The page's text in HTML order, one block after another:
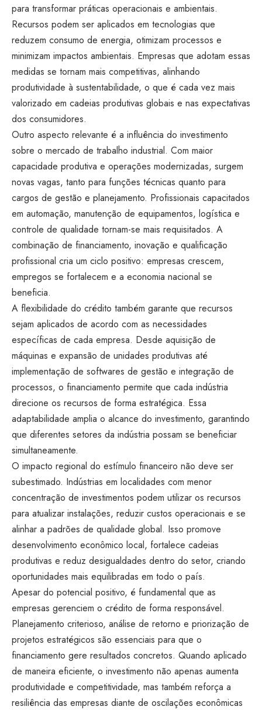
para transformar práticas operacionais e ambientais.
Recursos podem ser aplicados em tecnologias que
reduzem consumo de energia, otimizam processos e
minimizam impactos ambientais. Empresas que adotam essas
medidas se tornam mais competitivas, alinhando
produtividade à sustentabilidade, o que é cada vez mais
valorizado em cadeias produtivas globais e nas expectativas
dos consumidores.
Outro aspecto relevante é a influência do investimento
sobre o mercado de trabalho industrial. Com maior
capacidade produtiva e operações modernizadas, surgem
novas vagas, tanto para funções técnicas quanto para
cargos de gestão e planejamento. Profissionais capacitados
em automação, manutenção de equipamentos, logística e
controle de qualidade tornam-se mais requisitados. A
combinação de financiamento, inovação e qualificação
profissional cria um ciclo positivo: empresas crescem,
empregos se fortalecem e a economia nacional se
beneficia.
A flexibilidade do crédito também garante que recursos
sejam aplicados de acordo com as necessidades
específicas de cada empresa. Desde aquisição de
máquinas e expansão de unidades produtivas até
implementação de softwares de gestão e integração de
processos, o financiamento permite que cada indústria
direcione os recursos de forma estratégica. Essa
adaptabilidade amplia o alcance do investimento, garantindo
que diferentes setores da indústria possam se beneficiar
simultaneamente.
O impacto regional do estímulo financeiro não deve ser
subestimado. Indústrias em localidades com menor
concentração de investimentos podem utilizar os recursos
para atualizar instalações, reduzir custos operacionais e se
alinhar a padrões de qualidade global. Isso promove
desenvolvimento econômico local, fortalece cadeias
produtivas e reduz desigualdades dentro do setor, criando
oportunidades mais equilibradas em todo o país.
Apesar do potencial positivo, é fundamental que as
empresas gerenciem o crédito de forma responsável.
Planejamento criterioso, análise de retorno e priorização de
projetos estratégicos são essenciais para que o
financiamento gere resultados concretos. Quando aplicado
de maneira eficiente, o investimento não apenas aumenta
produtividade e competitividade, mas também reforça a
resiliência das empresas diante de oscilações econômicas